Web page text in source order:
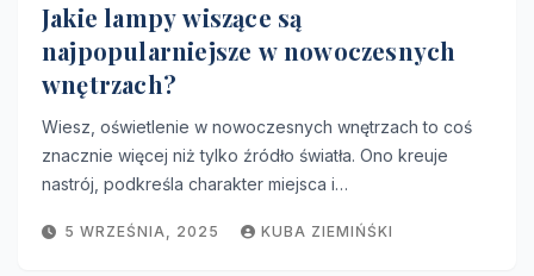
Jakie lampy wiszące są
najpopularniejsze w nowoczesnych
wnętrzach?
Wiesz, oświetlenie w nowoczesnych wnętrzach to coś
znacznie więcej niż tylko źródło światła. Ono kreuje
nastrój, podkreśla charakter miejsca i…
5 WRZEŚNIA, 2025 KUBA ZIEMIŃŚKI